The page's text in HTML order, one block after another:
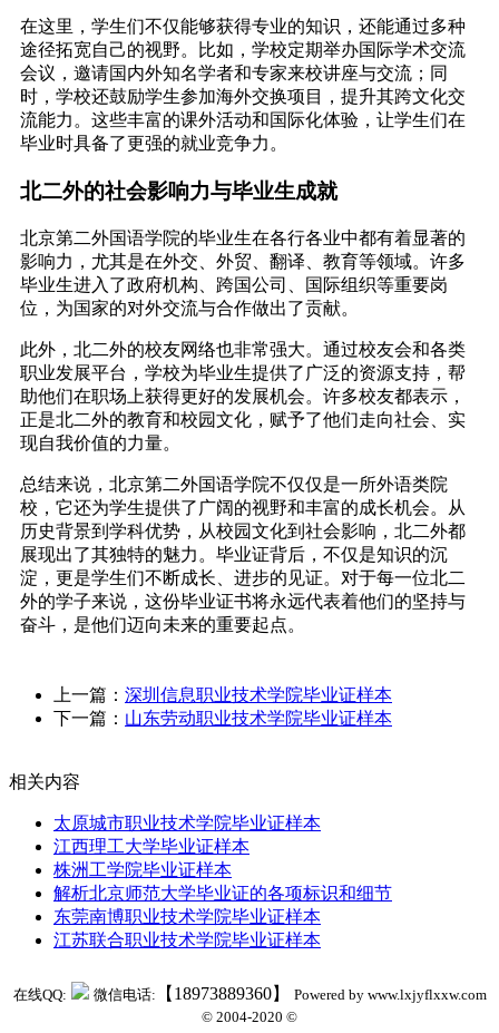
在这里，学生们不仅能够获得专业的知识，还能通过多种
途径拓宽自己的视野。比如，学校定期举办国际学术交流
会议，邀请国内外知名学者和专家来校讲座与交流；同
时，学校还鼓励学生参加海外交换项目，提升其跨文化交
流能力。这些丰富的课外活动和国际化体验，让学生们在
毕业时具备了更强的就业竞争力。
北二外的社会影响力与毕业生成就
北京第二外国语学院的毕业生在各行各业中都有着显著的
影响力，尤其是在外交、外贸、翻译、教育等领域。许多
毕业生进入了政府机构、跨国公司、国际组织等重要岗
位，为国家的对外交流与合作做出了贡献。
此外，北二外的校友网络也非常强大。通过校友会和各类
职业发展平台，学校为毕业生提供了广泛的资源支持，帮
助他们在职场上获得更好的发展机会。许多校友都表示，
正是北二外的教育和校园文化，赋予了他们走向社会、实
现自我价值的力量。
总结来说，北京第二外国语学院不仅仅是一所外语类院
校，它还为学生提供了广阔的视野和丰富的成长机会。从
历史背景到学科优势，从校园文化到社会影响，北二外都
展现出了其独特的魅力。毕业证背后，不仅是知识的沉
淀，更是学生们不断成长、进步的见证。对于每一位北二
外的学子来说，这份毕业证书将永远代表着他们的坚持与
奋斗，是他们迈向未来的重要起点。
上一篇： 深圳信息职业技术学院毕业证样本
下一篇： 山东劳动职业技术学院毕业证样本
相关内容
太原城市职业技术学院毕业证样本
江西理工大学毕业证样本
株洲工学院毕业证样本
解析北京师范大学毕业证的各项标识和细节
东莞南博职业技术学院毕业证样本
江苏联合职业技术学院毕业证样本
在线QQ: 微信电话: 【18973889360】 Powered by www.lxjyflxxw.com
© 2004-2020 ©